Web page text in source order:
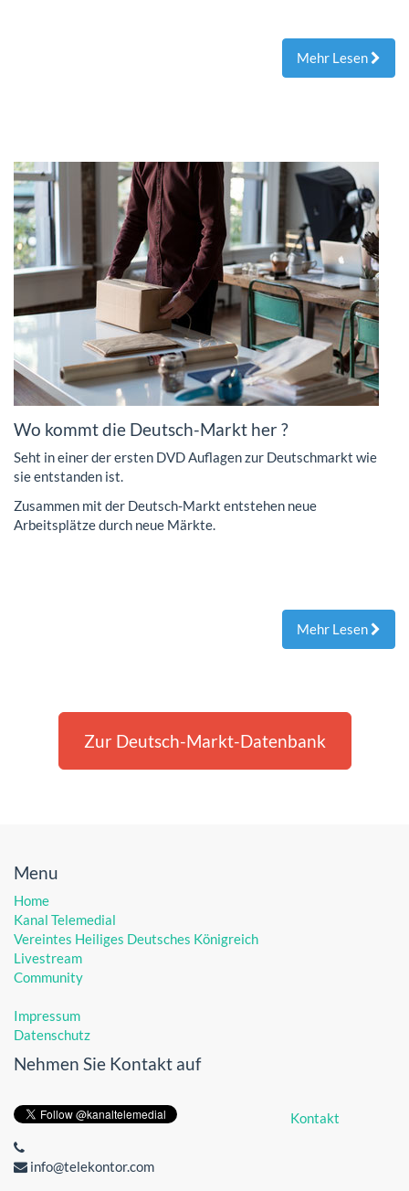
Mehr Lesen
Wo kommt die Deutsch-Markt her ?
Seht in einer der ersten DVD Auflagen zur Deutschmarkt wie
sie entstanden ist.
Zusammen mit der Deutsch-Markt entstehen neue
Arbeitsplätze durch neue Märkte.
Mehr Lesen
Zur Deutsch-Markt-Datenbank
Menu
Home
Kanal Telemedial
Vereintes Heiliges Deutsches Königreich
Livestream
Community
Impressum
Datenschutz
Nehmen Sie Kontakt auf
Kontakt
info@telekontor.com